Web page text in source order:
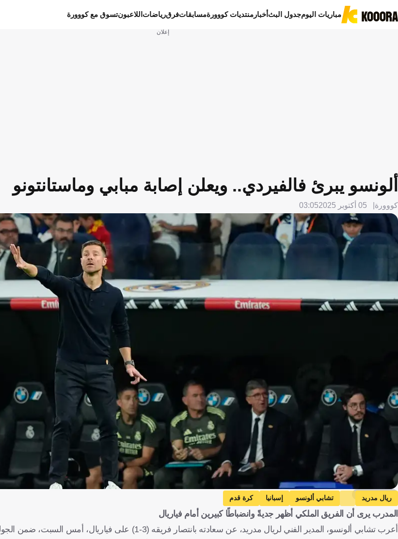
مباريات اليومجدول البثأخبار منتديات كووورةمسابقاتفرقرياضات اللاعبونتسوق مع كووورة
إعلان
ألونسو يبرئ فالفيردي.. ويعلن إصابة مبابي وماستانتونو
كووورة 05 أكتوبر 2025 03:05
Getty Images
ريال مدريد تشابي ألونسو إسبانيا كرة قدم
المدرب يرى أن الفريق الملكي أظهر جديةً وانضباطًا كبيرين أمام فياريال
أعرب تشابي ألونسو، المدير الفني لريال مدريد، عن سعادته بانتصار فريقه (3-1) على